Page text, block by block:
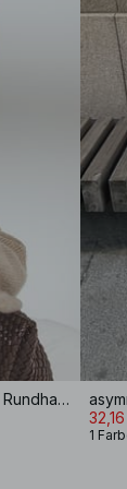
Strickpullover aus Wollmischung mit Rundhalsausschnitt
1